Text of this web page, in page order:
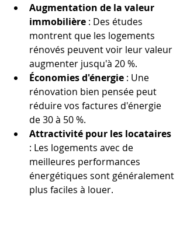
Augmentation de la valeur
immobilière : Des études
montrent que les logements
rénovés peuvent voir leur valeur
augmenter jusqu'à 20 %.
Économies d'énergie : Une
rénovation bien pensée peut
réduire vos factures d'énergie
de 30 à 50 %.
Attractivité pour les locataires
: Les logements avec de
meilleures performances
énergétiques sont généralement
plus faciles à louer.